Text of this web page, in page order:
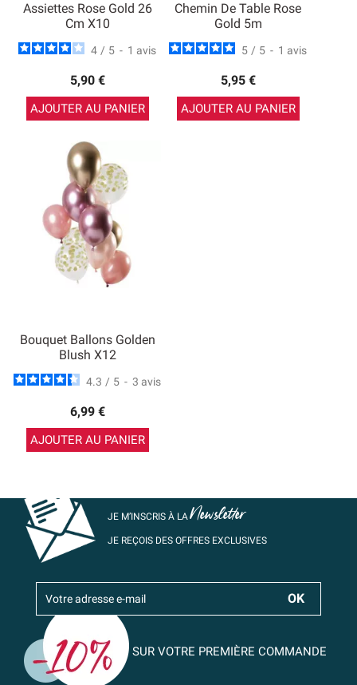
Assiettes Rose Gold 26
Cm X10
4 / 5 - 1 avis
5,90 €
AJOUTER AU PANIER
Chemin De Table Rose
Gold 5m
5 / 5 - 1 avis
5,95 €
AJOUTER AU PANIER
Bouquet Ballons Golden
Blush X12
4.3 / 5 - 3 avis
6,99 €
AJOUTER AU PANIER
JE M’INSCRIS À LANewsletter
JE REÇOIS DES OFFRES EXCLUSIVES
SUR VOTRE PREMIÈRE COMMANDE